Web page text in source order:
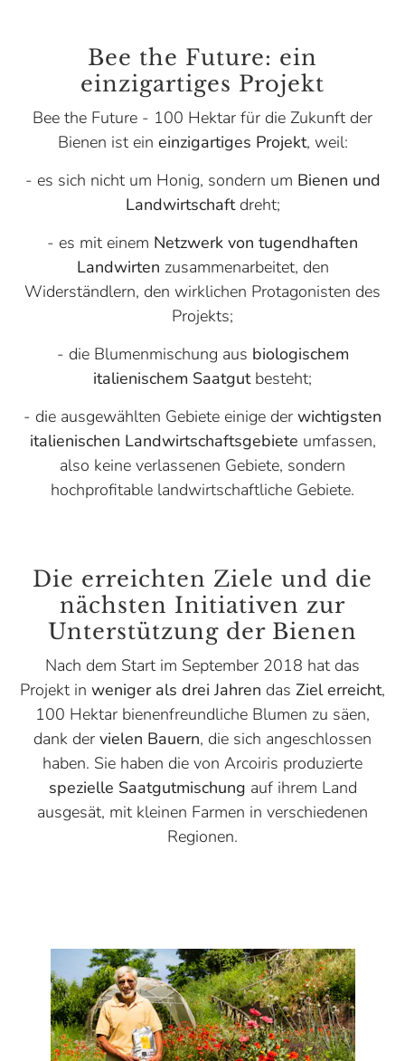
Bee the Future: ein
einzigartiges Projekt
Bee the Future - 100 Hektar für die Zukunft der
Bienen ist ein einzigartiges Projekt, weil:
- es sich nicht um Honig, sondern um Bienen und
Landwirtschaftdreht;
- es mit einem Netzwerk von tugendhaften
Landwirten zusammenarbeitet, den
Widerständlern, den wirklichen Protagonisten des
Projekts;
- die Blumenmischung aus biologischem
italienischem Saatgutbesteht;
- die ausgewählten Gebiete einige der wichtigsten
italienischen Landwirtschaftsgebiete umfassen,
also keine verlassenen Gebiete, sondern
hochprofitable landwirtschaftliche Gebiete.
Die erreichten Ziele und die
nächsten Initiativen zur
Unterstützung der Bienen
Nach dem Start im September 2018 hat das
Projekt in weniger als drei Jahren das Ziel erreicht,
100 Hektar bienenfreundliche Blumen zu säen,
dank der vielen Bauern, die sich angeschlossen
haben. Sie haben die von Arcoiris produzierte
spezielle Saatgutmischung auf ihrem Land
ausgesät, mit kleinen Farmen in verschiedenen
Regionen.